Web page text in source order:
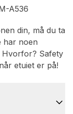
A536
din, må du ta
har noen
Hvorfor? Safety
etuiet er på!